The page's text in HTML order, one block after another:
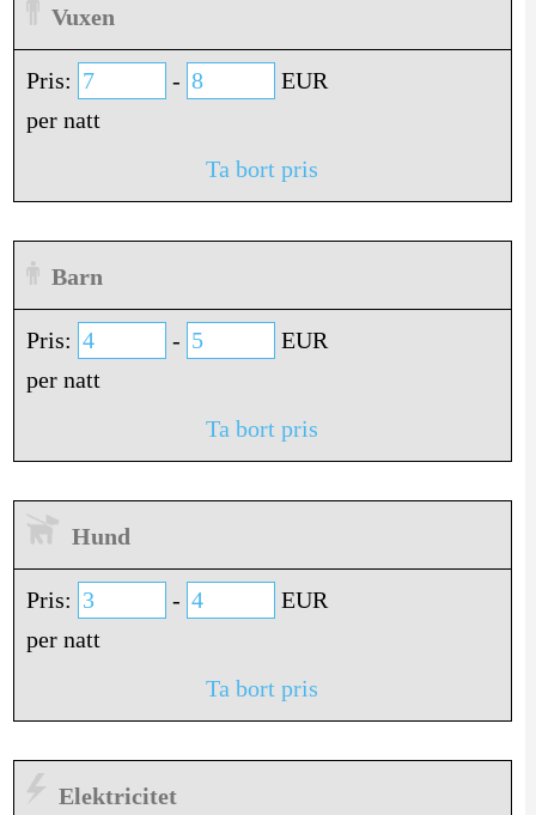
Vuxen
Pris: -
EUR
per natt
Ta bort pris
Barn
Pris: -
EUR
per natt
Ta bort pris
Hund
Pris: -
EUR
per natt
Ta bort pris
Elektricitet